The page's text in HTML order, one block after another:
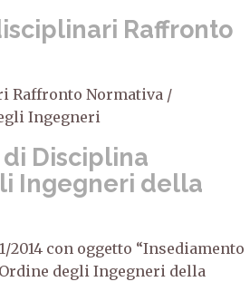
Raffronto
Raffronto Normativa /
Ingegneri
Disciplina
Ingegneri della
2014 con oggetto “Insediamento
degli Ingegneri della